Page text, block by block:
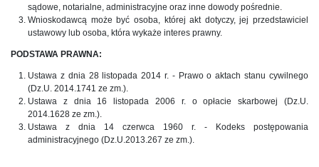
sądowe, notarialne, administracyjne oraz inne dowody pośrednie.
Wnioskodawcą może być osoba, której akt dotyczy, jej przedstawiciel
ustawowy lub osoba, która wykaże interes prawny.
PODSTAWA PRAWNA:
Ustawa z dnia 28 listopada 2014 r. - Prawo o aktach stanu cywilnego
(Dz.U. 2014.1741 ze zm.).
Ustawa z dnia 16 listopada 2006 r. o opłacie skarbowej (Dz.U.
2014.1628 ze zm.).
Ustawa z dnia 14 czerwca 1960 r. - Kodeks postępowania
administracyjnego (Dz.U.2013.267 ze zm.).